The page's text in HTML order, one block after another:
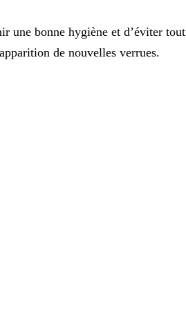
une bonne hygiène et d’éviter tout
de nouvelles verrues.